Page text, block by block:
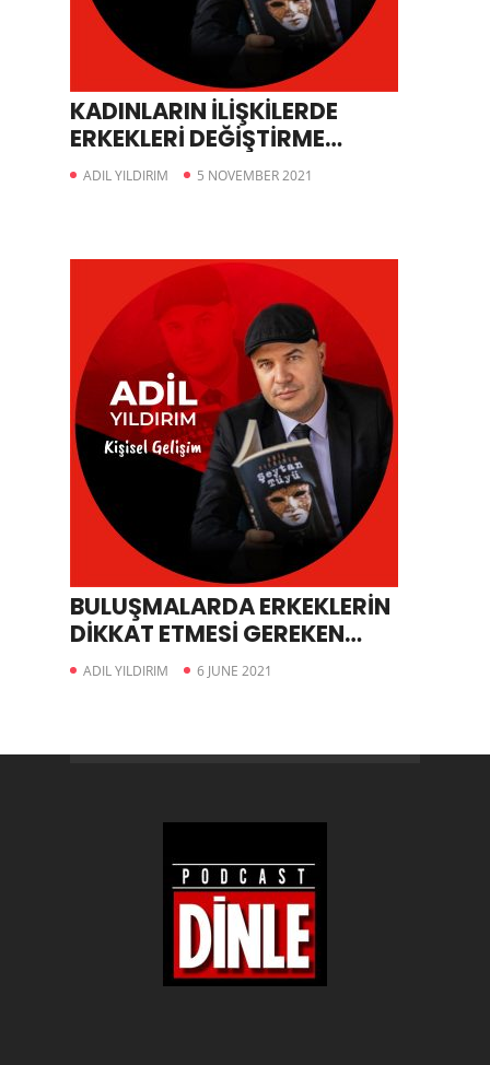
KADINLARIN İLİŞKİLERDE
ERKEKLERİ DEĞİŞTİRME
ÇABALARI
ADIL YILDIRIM 5 NOVEMBER 2021
BULUŞMALARDA ERKEKLERİN
DİKKAT ETMESİ GEREKEN
HUSUSLAR
ADIL YILDIRIM 6 JUNE 2021